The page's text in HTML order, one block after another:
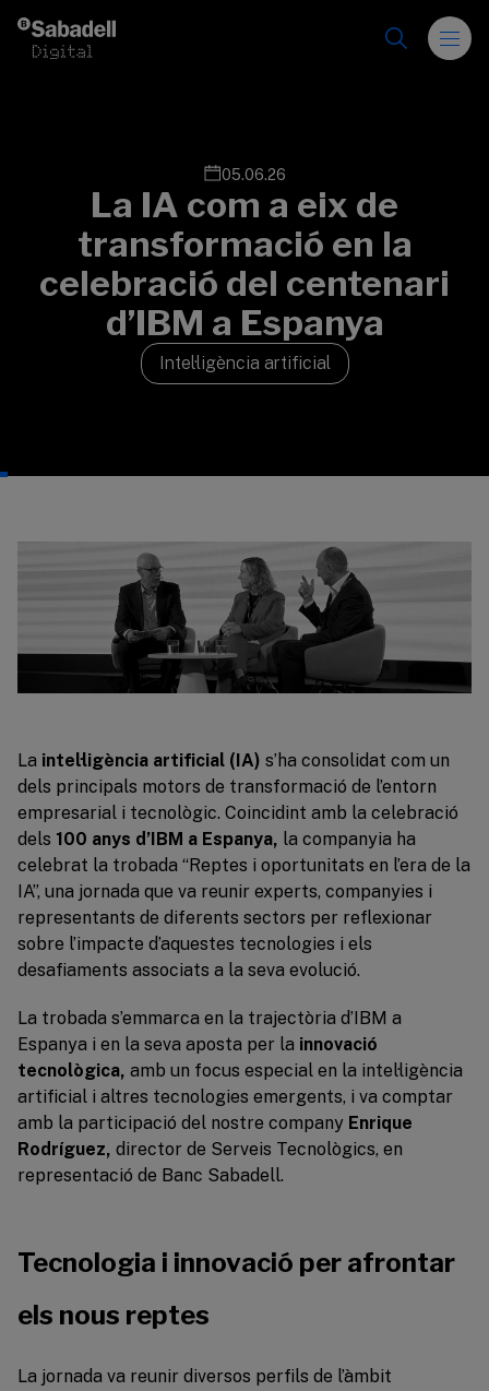
05.06.26
La IA com a eix de
transformació en la
celebració del centenari
d’IBM a Espanya
Intel·ligència artificial
La intel·ligència artificial (IA) s’ha consolidat com un
dels principals motors de transformació de l’entorn
empresarial i tecnològic. Coincidint amb la celebració
dels 100 anys d’IBM a Espanya, la companyia ha
celebrat la trobada “Reptes i oportunitats en l’era de la
IA”, una jornada que va reunir experts, companyies i
representants de diferents sectors per reflexionar
sobre l’impacte d’aquestes tecnologies i els
desafiaments associats a la seva evolució.
La trobada s’emmarca en la trajectòria d’IBM a
Espanya i en la seva aposta per la innovació
tecnològica, amb un focus especial en la intel·ligència
artificial i altres tecnologies emergents, i va comptar
amb la participació del nostre company Enrique
Rodríguez, director de Serveis Tecnològics, en
representació de Banc Sabadell.
Tecnologia i innovació per afrontar
els nous reptes
La jornada va reunir diversos perfils de l’àmbit